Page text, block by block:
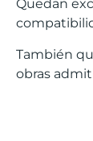
Quedan
También
obras